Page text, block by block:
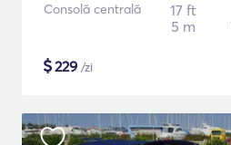
Consolă centrală
17 ft
5 m
$229 /zi